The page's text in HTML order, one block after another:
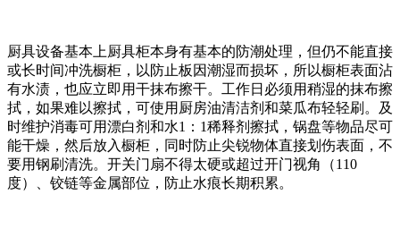
厨具设备基本上厨具柜本身有基本的防潮处理，但仍不能直接
或长时间冲洗橱柜，以防止板因潮湿而损坏，所以橱柜表面沾
有水渍，也应立即用干抹布擦干。工作日必须用稍湿的抹布擦
拭，如果难以擦拭，可使用厨房油清洁剂和菜瓜布轻轻刷。及
时维护消毒可用漂白剂和水1：1稀释剂擦拭，锅盘等物品尽可
能干燥，然后放入橱柜，同时防止尖锐物体直接划伤表面，不
要用钢刷清洗。开关门扇不得太硬或超过开门视角（110
度）、铰链等金属部位，防止水痕长期积累。